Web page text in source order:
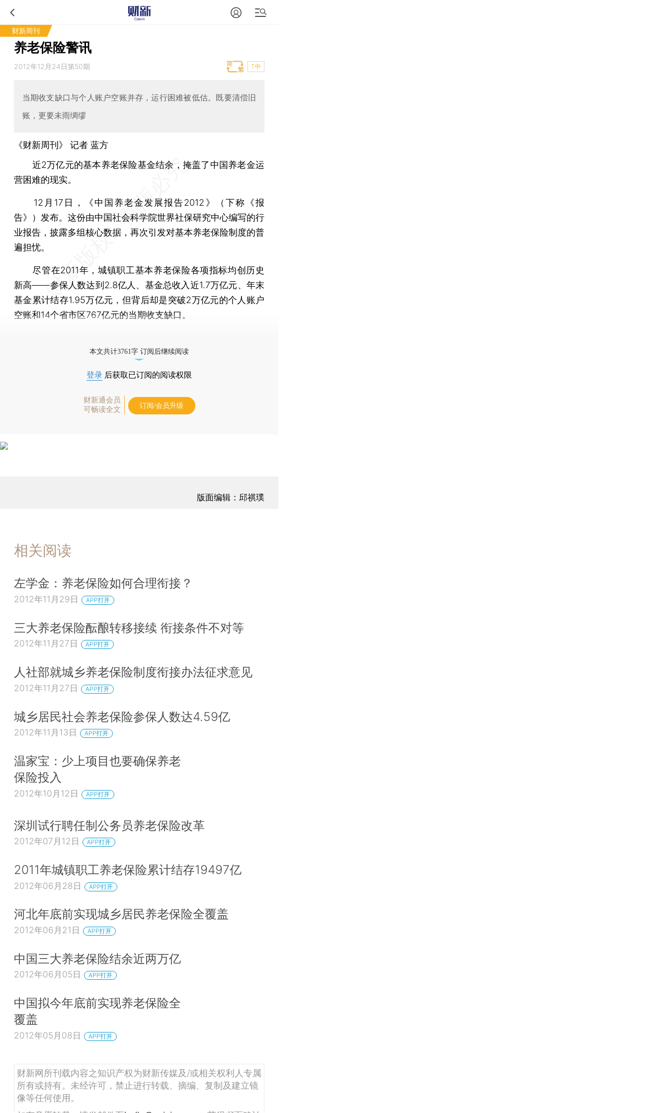
财新周刊
养老保险警讯
2012年12月24日第50期 T中
当期收支缺口与个人账户空账并存，运行困难被低估。既要清偿旧
账，更要未雨绸缪
《财新周刊》 记者 蓝方
近2万亿元的基本养老保险基金结余，掩盖了中国养老金运
营困难的现实。
12月17日，《中国养老金发展报告2012》（下称《报
告》）发布。这份由中国社会科学院世界社保研究中心编写的行
业报告，披露多组核心数据，再次引发对基本养老保险制度的普
遍担忧。
尽管在2011年，城镇职工基本养老保险各项指标均创历史
新高——参保人数达到2.8亿人、基金总收入近1.7万亿元、年末
基金累计结存1.95万亿元，但背后却是突破2万亿元的个人账户
空账和14个省市区767亿元的当期收支缺口。
本文共计3761字 订阅后继续阅读
登录 后获取已订阅的阅读权限
财新通会员
可畅读全文
订阅/会员升级
版面编辑：邱祺璞
相关阅读
左学金：养老保险如何合理衔接？
2012年11月29日 APP打开
三大养老保险酝酿转移接续 衔接条件不对等
2012年11月27日 APP打开
人社部就城乡养老保险制度衔接办法征求意见
2012年11月27日 APP打开
城乡居民社会养老保险参保人数达4.59亿
2012年11月13日 APP打开
温家宝：少上项目也要确保养老
保险投入
2012年10月12日 APP打开
深圳试行聘任制公务员养老保险改革
2012年07月12日 APP打开
2011年城镇职工养老保险累计结存19497亿
2012年06月28日 APP打开
河北年底前实现城乡居民养老保险全覆盖
2012年06月21日 APP打开
中国三大养老保险结余近两万亿
2012年06月05日 APP打开
中国拟今年底前实现养老保险全
覆盖
2012年05月08日 APP打开
财新网所刊载内容之知识产权为财新传媒及/或相关权利人专属
所有或持有。未经许可，禁止进行转载、摘编、复制及建立镜
像等任何使用。